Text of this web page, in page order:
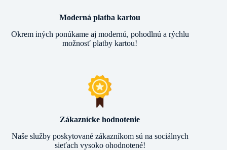
Moderná platba kartou
Okrem iných ponúkame aj modernú, pohodlnú a rýchlu
možnosť platby kartou!
Zákaznícke hodnotenie
Naše služby poskytované zákazníkom sú na sociálnych
sieťach vysoko ohodnotené!